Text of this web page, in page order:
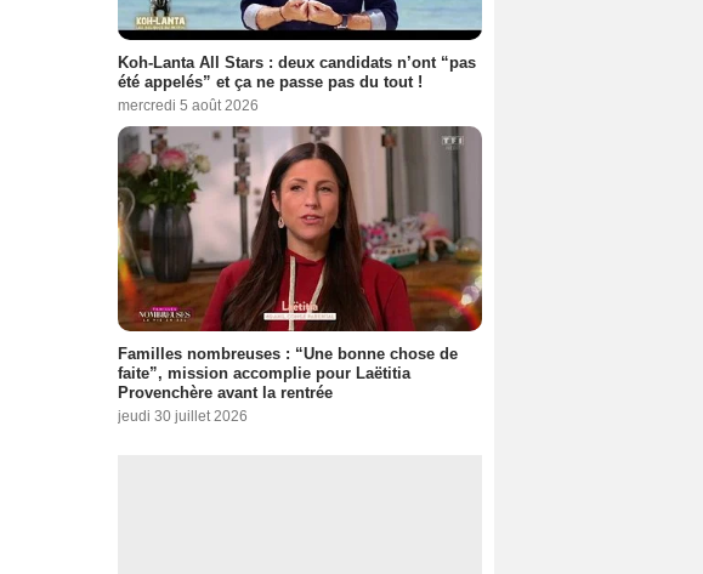
Koh-Lanta All Stars : deux candidats n’ont “pas
été appelés” et ça ne passe pas du tout !
mercredi 5 août 2026
Familles nombreuses : “Une bonne chose de
faite”, mission accomplie pour Laëtitia
Provenchère avant la rentrée
jeudi 30 juillet 2026